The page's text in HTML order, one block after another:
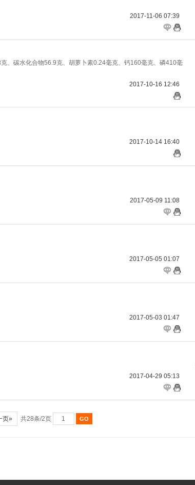
2017-11-06 07:39
、碳水化合物56.9克、胡萝卜素0.24毫克、钙160毫克、磷410毫
2017-10-16 12:46
2017-10-14 16:40
2017-05-09 11:08
2017-05-05 01:07
2017-05-03 01:47
2017-04-29 05:13
页» 共28条/2页